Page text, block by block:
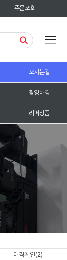
| 주문조회
오시는길
촬영배경
리퍼상품
매직체인(2)